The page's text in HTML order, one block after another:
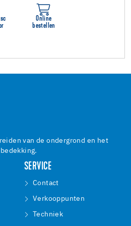
Online
bestellen
van de ondergrond en het
SERVICE
Contact
Verkooppunten
Techniek